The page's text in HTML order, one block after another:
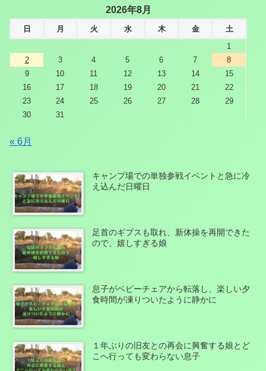
2026年8月
日 月 火 水 木 金
土
1
2
3 4 5 6 7
8
9
10 11 12 13 14
15
16
17 18 19 20 21
22
23
24 25 26 27 28
29
30
31
« 6月
キャンプ場での単独参戦イベントと急に冷
え込んだ日曜日
足首のギプスも取れ、新体操を再開できた
ので、嬉しすぎる娘
息子がベビーチェアから転落し、楽しい夕
食時間が凍りついたように静かに
１年ぶりの旧友との再会に興奮する娘とど
こへ行っても変わらない息子